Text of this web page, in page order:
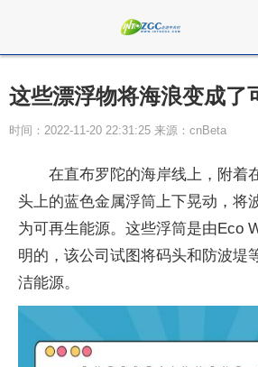
这些漂浮物将海浪变成了
时间：2022-11-20 22:31:25 来源：cnBeta
在直布罗陀的海岸线上，附着
头上的蓝色金属浮筒上下晃动，将
为可再生能源。这些浮筒是由Eco
明的，该公司试图将码头和防波堤
洁能源。